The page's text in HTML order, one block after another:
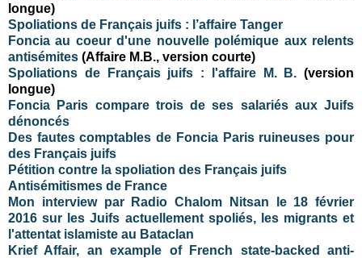
longue)
Spoliations de Français juifs : l’affaire Tanger
Foncia au coeur d'une nouvelle polémique aux relents
antisémites (Affaire M.B., version courte)
Spoliations de Français juifs : l'affaire M. B. (version
longue)
Foncia Paris compare trois de ses salariés aux Juifs
dénoncés
Des fautes comptables de Foncia Paris ruineuses pour
des Français juifs
Pétition contre la spoliation des Français juifs
Antisémitismes de France
Mon interview par Radio Chalom Nitsan le 18 février
2016 sur les Juifs actuellement spoliés, les migrants et
l'attentat islamiste au Bataclan
Krief Affair, an example of French state-backed anti-